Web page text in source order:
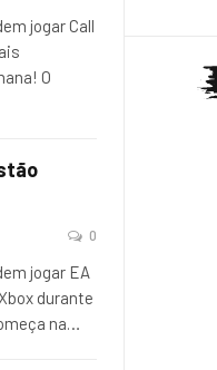
jogar Call
O
0
jogar EA
durante
na…